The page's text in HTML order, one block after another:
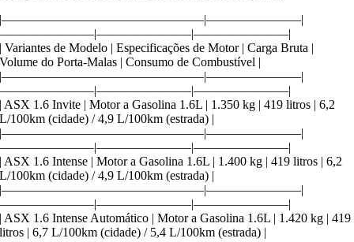
|————————————————|———————–|
———————–|———————–|———————–|
| Variantes de Modelo | Especificações de Motor | Carga Bruta |
Volume do Porta-Malas | Consumo de Combustível |
|————————————————|———————–|
———————–|———————–|———————–|
| ASX 1.6 Invite | Motor a Gasolina 1.6L | 1.350 kg | 419 litros | 6,2
L/100km (cidade) / 4,9 L/100km (estrada) |
|————————————————|———————–|
———————–|———————–|———————–|
| ASX 1.6 Intense | Motor a Gasolina 1.6L | 1.400 kg | 419 litros | 6,2
L/100km (cidade) / 4,9 L/100km (estrada) |
|————————————————|———————–|
———————–|———————–|———————–|
| ASX 1.6 Intense Automático | Motor a Gasolina 1.6L | 1.420 kg | 419
litros | 6,7 L/100km (cidade) / 5,4 L/100km (estrada) |